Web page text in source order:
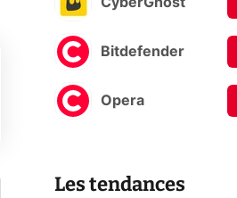
Bitdefender
Opera
Les tendances